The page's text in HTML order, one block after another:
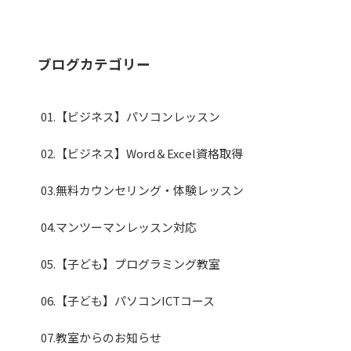
ブログカテゴリー
01.【ビジネス】パソコンレッスン
02.【ビジネス】Word＆Excel資格取得
03.無料カウンセリング・体験レッスン
04.マンツーマンレッスン対応
05.【子ども】プログラミング教室
06.【子ども】パソコンICTコース
07.教室からのお知らせ